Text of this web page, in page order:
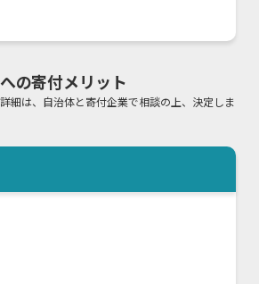
の寄付メリット
細は、自治体と寄付企業で相談の上、決定しま